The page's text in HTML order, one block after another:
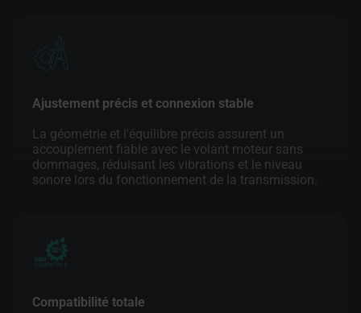
Ajustement précis et connexion stable
La géométrie et l'équilibre précis assurent un
accouplement fiable avec le volant moteur sans
dommages, réduisant les vibrations et le niveau
sonore lors du fonctionnement de la transmission.
Compatibilité totale